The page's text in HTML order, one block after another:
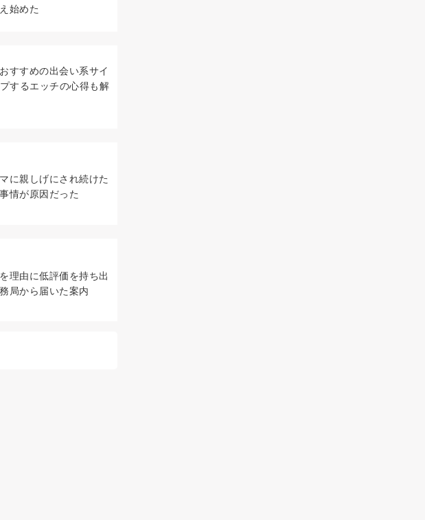
始めた
すすめの出会い系サイ
するエッチの心得も解
に親しげにされ続けた
情が原因だった
理由に低評価を持ち出
局から届いた案内